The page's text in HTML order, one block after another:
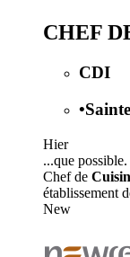
CHEF
CDI
•
Hier
...que
Chef de
établissement
New